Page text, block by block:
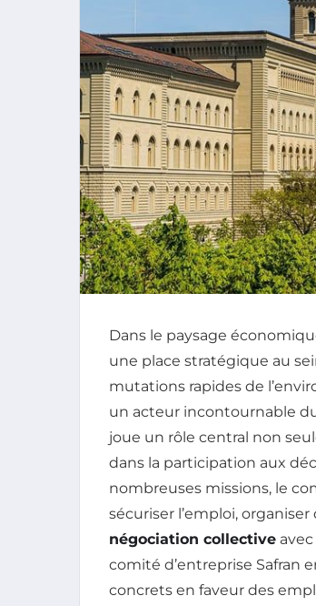
Dans le paysage
une place stratégique au
mutations rapides de
un acteur incontournable
joue un rôle central non
dans la participation aux
nombreuses missions, le
sécuriser l’emploi,
négociation collective
comité d’entreprise Safran
concrets en faveur des